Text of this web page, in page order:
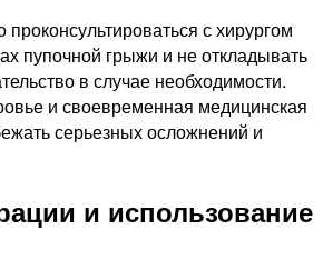
с хирургом
пупочной грыжи и не откладывать
в случае необходимости.
и своевременная медицинская
серьезных осложнений и
и использование